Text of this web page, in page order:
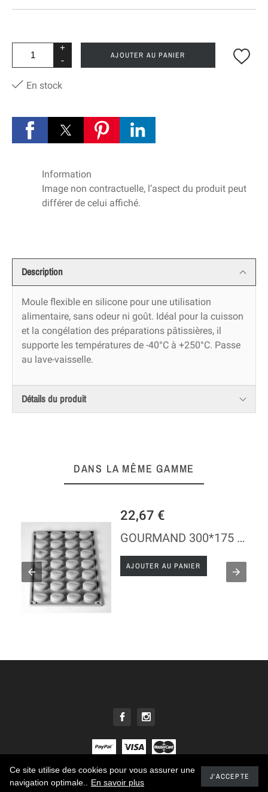
+
-
AJOUTER AU PANIER
En stock
Information
Image non contractuelle, l’aspect du produit peut
différer de celui affiché.
Description
Moule flexible en silicone pour une utilisation
alimentaire, sans odeur ni goût. Idéal pour la cuisson
et la congélation des préparations pâtissières, il
supporte les températures de -40°C à +250°C. Passe
au lave-vaisselle.
Détails du produit
DANS LA MÊME GAMME
22,67 €
GOURMAND 300*175 - MINI GRAINS DE CAFE
AJOUTER AU PANIER
© 2021 - Tous droits réservés E. DEHILLERIN
Ce site utilise des cookies pour vous assurer une
navigation optimale..
En savoir plus
J'ACCEPTE